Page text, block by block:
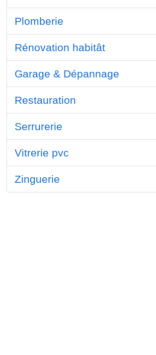
Plomberie
Rénovation habitât
Garage & Dépannage
Restauration
Serrurerie
Vitrerie pvc
Zinguerie